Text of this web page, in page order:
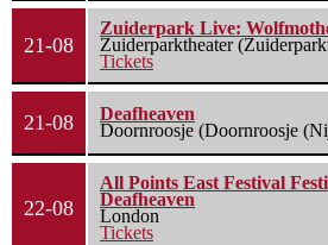
21-08
Zuiderpark Live:
Zuiderparktheater
Tickets
21-08
Deafheaven
Doornroosje (Doornroosje
22-08
All Points East Festival
Deafheaven
London
Tickets